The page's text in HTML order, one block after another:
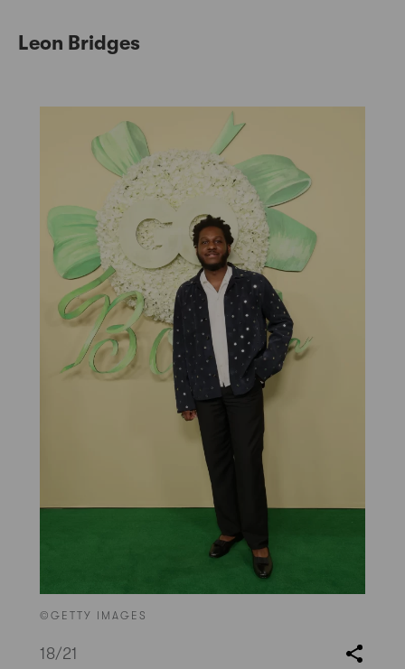
Leon Bridges
©GETTY IMAGES
18/21